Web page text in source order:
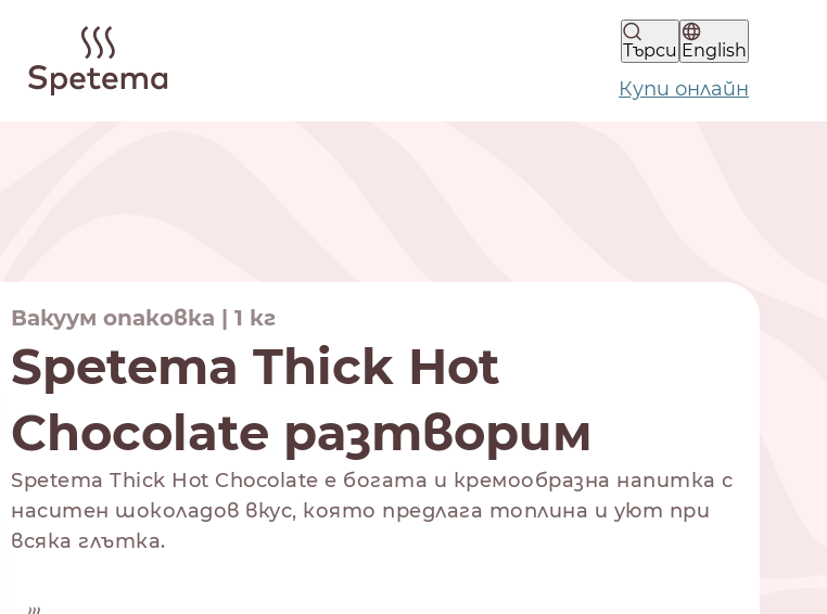
Търси English
Купи онлайн
Вакуум опаковка | 1 кг
Spetema Thick Hot
Chocolate разтворим
Spetema Thick Hot Chocolate е богата и кремообразна напитка с
наситен шоколадов вкус, която предлага топлина и уют при
всякa глътка.